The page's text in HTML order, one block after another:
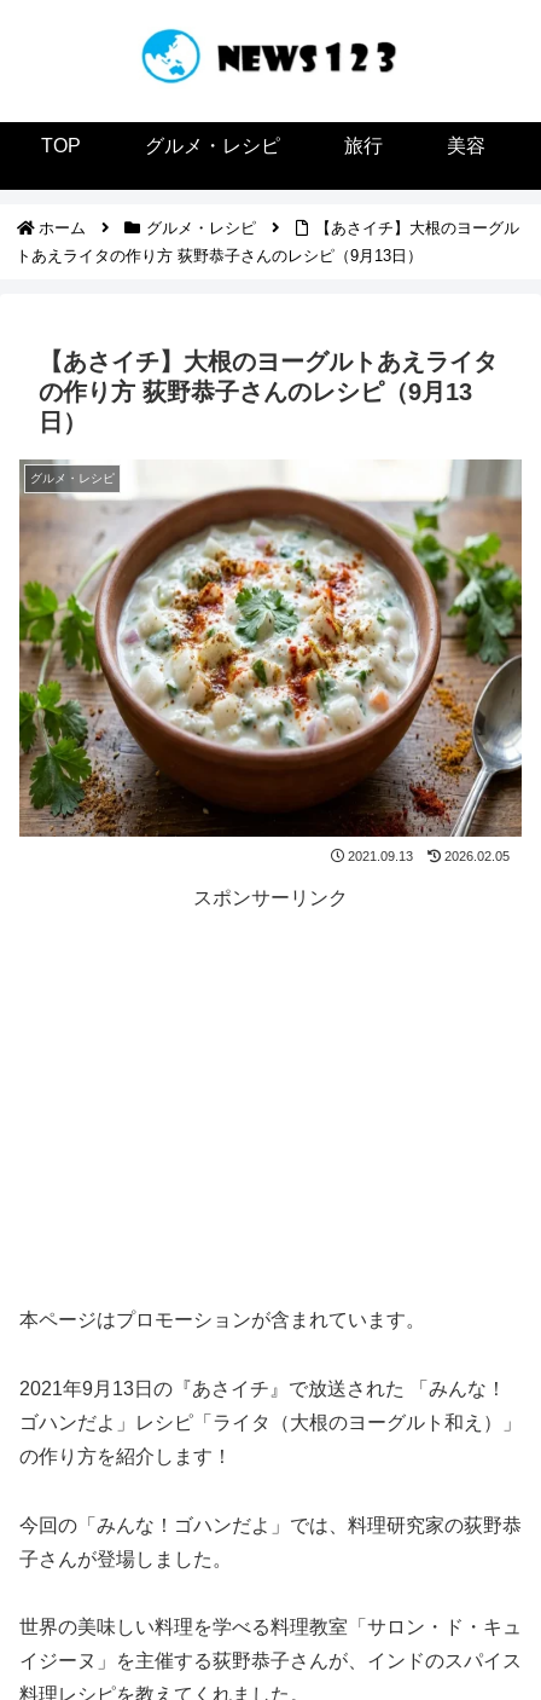
TOP グルメ・レシピ 旅行 美容
ホーム グルメ・レシピ
【あさイチ】大根のヨーグル
トあえライタの作り方 荻野恭子さんのレシピ（9月13日）
【あさイチ】大根のヨーグルトあえライタ
の作り方 荻野恭子さんのレシピ（9月13
日）
グルメ・レシピ
2021.09.13 2026.02.05
スポンサーリンク
本ページはプロモーションが含まれています。
2021年9月13日の『あさイチ』で放送された 「みんな！
ゴハンだよ」レシピ「ライタ（大根のヨーグルト和え）」
の作り方を紹介します！
今回の「みんな！ゴハンだよ」では、料理研究家の荻野恭
子さんが登場しました。
世界の美味しい料理を学べる料理教室「サロン・ド・キュ
イジーヌ」を主催する荻野恭子さんが、インドのスパイス
料理レシピを教えてくれました。